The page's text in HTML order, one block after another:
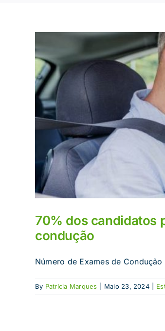
70% dos candidatos
condução
Número de Exames de
By Patrícia Marques Maio 23, 2024